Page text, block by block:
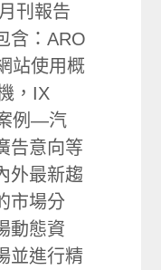
刊報告
含：ARO
站使用概
，IX
例—汽
告意向等
外最新趨
市場分
動態資
並進行精